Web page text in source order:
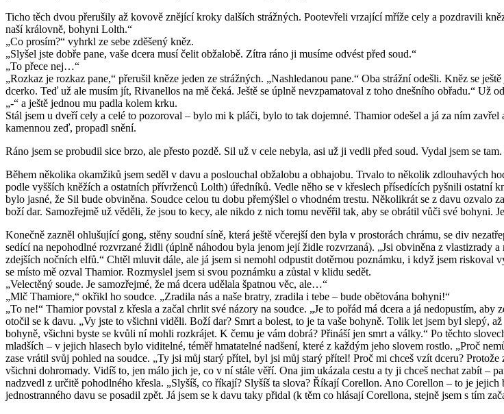
Ticho těch dvou přerušily až kovově znějící kroky dalších strážných. Pootevřeli vrzající mříže cely a pozdravili
naší královně, bohyni Lolth.“
„Co prosím?“ vyhrkl ze sebe zděšený kněz.
„Slyšel jste dobře pane, vaše dcera musí čelit obžalobě. Zítra ráno ji musíme odvést před soud.“
„To přece nej…“
„Rozkaz je rozkaz pane,“ přerušil kněze jeden ze strážných. „Nashledanou pane.“ Oba strážní odešli. Kněz se
dcerko. Teď už ale musím jít, Rivanellos na mě čeká. Ještě se úplně nevzpamatoval z toho dnešního obřadu.“ Už
„-“ a ještě jednou mu padla kolem krku.
Stál jsem u dveří cely a celé to pozoroval – bylo mi k pláči, bylo to tak dojemné. Thamior odešel a já za ním
kamennou zeď, propadl snění.
Ráno jsem se probudil sice brzo, ale přesto pozdě. Sil už v cele nebyla, asi už ji vedli před soud. Vydal jsem se tam.
Během několika okamžiků jsem seděl v davu a poslouchal obžalobu a obhajobu. Trvalo to několik zdlouhavých
podle vyšších kněžích a ostatních přívrženců Lolth) úředníků. Vedle něho se v křeslech přísedících pyšnili ostatní
bylo jasné, že Sil bude obviněna. Soudce celou tu dobu přemýšlel o vhodném trestu. Několikrát se z davu
boží dar. Samozřejmě už věděli, že jsou to kecy, ale nikdo z nich tomu nevěřil tak, aby se obrátil vůči své bohyni.
Konečně zazněl ohlušující gong, stěny soudní síně, která ještě včerejší den byla v prostorách chrámu, se div
sedící na nepohodlné rozvrzané židli (úplně náhodou byla jenom její židle rozvrzaná). „Jsi obviněna z
zdejších nočních elfů.“ Chtěl mluvit dále, ale já jsem si nemohl odpustit dotěrnou poznámku, i když jsem riskoval
se místo mě ozval Thamior. Rozmyslel jsem si svou poznámku a zůstal v klidu sedět.
„Velectěný soude. Je samozřejmé, že má dcera udělala špatnou věc, ale…“
„Mlč Thamiore,“ okřikl ho soudce. „Zradila nás a naše bratry, zradila i tebe – bude obětována bohyni!“
„To ne!“ Thamior povstal z křesla a začal chrlit své názory na soudce. „Je to pořád má dcera a já nedopustím,
otočil se k davu. „Vy jste to všichni viděli. Boží dar? Smrt a bolest, to je ta vaše bohyně. Tolik let jsem byl slepý,
bohyně, všichni byste se kvůli ní mohli rozkrájet. K čemu je vám dobrá? Přináší jen smrt a války.“ Po těchto
mladších – v jejich hlasech bylo viditelné, téměř hmatatelné nadšení, které z každým jeho slovem rostlo. „Proč
zase vrátil svůj pohled na soudce. „Ty jsi můj starý přítel, byl jsi můj starý přítel! Proč mi chceš vzít dceru?
všichni dohromady. Vidíš to, jen málo jich je, co v ní stále věří. Ona jim ukázala cestu a ty ji chceš nechat zabít –
nadzvedl z určitě pohodlného křesla. „Slyšíš, co říkají? Slyšíš ta slova? Říkají Corellon. Ano Corellon – to je
jednostranného davu se posadil zpět. Já jsem se k davu taky přidal (k těm co hlásají Corellona, stejně jsem s tím